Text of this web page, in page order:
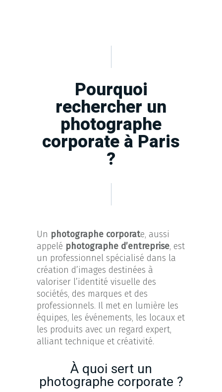
Pourquoi
rechercher un
photographe
corporate à Paris
?
Un photographe corporate, aussi
appelé photographe d’entreprise, est
un professionnel spécialisé dans la
création d’images destinées à
valoriser l’identité visuelle des
sociétés, des marques et des
professionnels. Il met en lumière les
équipes, les événements, les locaux et
les produits avec un regard expert,
alliant technique et créativité.
À quoi sert un
photographe corporate ?